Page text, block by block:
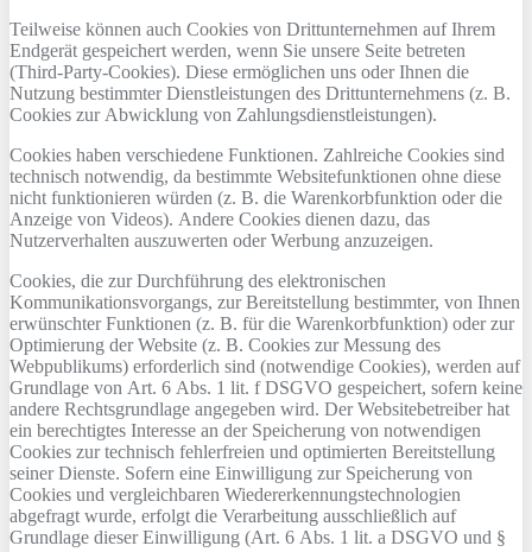
Teilweise können auch Cookies von Drittunternehmen auf Ihrem
Endgerät gespeichert werden, wenn Sie unsere Seite betreten
(Third-Party-Cookies). Diese ermöglichen uns oder Ihnen die
Nutzung bestimmter Dienstleistungen des Drittunternehmens (z. B.
Cookies zur Abwicklung von Zahlungsdienstleistungen).
Cookies haben verschiedene Funktionen. Zahlreiche Cookies sind
technisch notwendig, da bestimmte Websitefunktionen ohne diese
nicht funktionieren würden (z. B. die Warenkorbfunktion oder die
Anzeige von Videos). Andere Cookies dienen dazu, das
Nutzerverhalten auszuwerten oder Werbung anzuzeigen.
Cookies, die zur Durchführung des elektronischen
Kommunikationsvorgangs, zur Bereitstellung bestimmter, von Ihnen
erwünschter Funktionen (z. B. für die Warenkorbfunktion) oder zur
Optimierung der Website (z. B. Cookies zur Messung des
Webpublikums) erforderlich sind (notwendige Cookies), werden auf
Grundlage von Art. 6 Abs. 1 lit. f DSGVO gespeichert, sofern keine
andere Rechtsgrundlage angegeben wird. Der Websitebetreiber hat
ein berechtigtes Interesse an der Speicherung von notwendigen
Cookies zur technisch fehlerfreien und optimierten Bereitstellung
seiner Dienste. Sofern eine Einwilligung zur Speicherung von
Cookies und vergleichbaren Wiedererkennungstechnologien
abgefragt wurde, erfolgt die Verarbeitung ausschließlich auf
Grundlage dieser Einwilligung (Art. 6 Abs. 1 lit. a DSGVO und §